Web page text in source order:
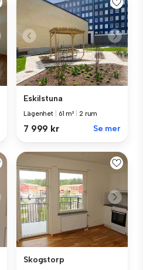
Eskilstuna
Lägenhet 61 m² 2 rum
7 999 kr Se mer
Skogstorp